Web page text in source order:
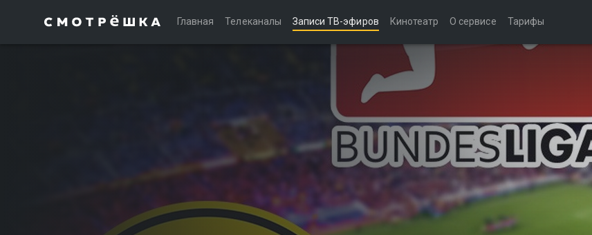
Главная Телеканалы Записи ТВ-эфиров Кинотеатр О сервисе Тарифы